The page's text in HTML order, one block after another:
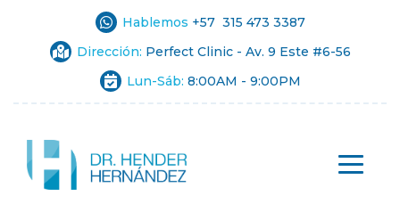
Hablemos +57 315 473 3387
Dirección: Perfect Clinic - Av. 9 Este #6-56
Lun-Sáb: 8:00AM - 9:00PM